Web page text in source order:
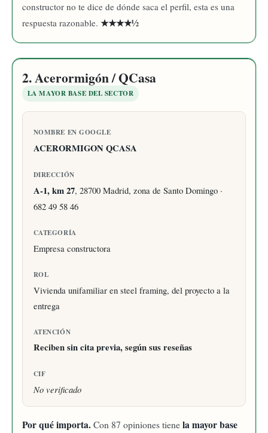
constructor no te dice de dónde saca el perfil, esta es una
respuesta razonable. ★★★★½
2. Acerormigón / QCasa
LA MAYOR BASE DEL SECTOR
NOMBRE EN GOOGLE
ACERORMIGON QCASA
DIRECCIÓN
A-1, km 27, 28700 Madrid, zona de Santo Domingo ·
682 49 58 46
CATEGORÍA
Empresa constructora
ROL
Vivienda unifamiliar en steel framing, del proyecto a la
entrega
ATENCIÓN
Recibensin cita previa, según sus reseñas
CIF
No verificado
Por qué importa.Con 87 opiniones tienela mayor base